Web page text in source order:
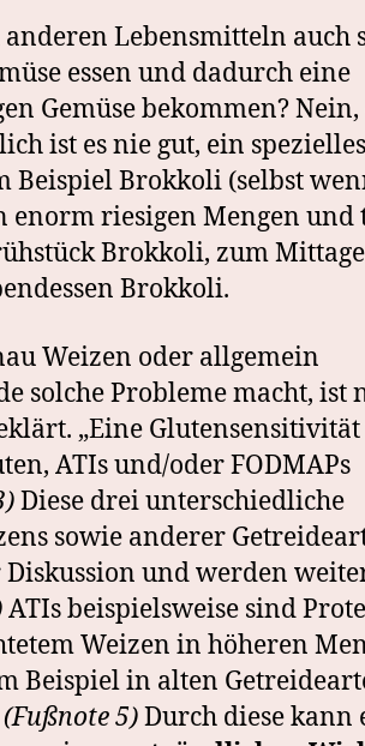
Lebensmitteln auch
essen und dadurch eine
Gemüse bekommen? Nein,
ist es nie gut, ein spezielles
Beispiel Brokkoli (selbst
enorm riesigen Mengen und
Brokkoli, zum
Brokkoli.
Weizen oder allgemein
solche Probleme macht, ist
„Eine
ATIs und/oder FODMAPs
Diese drei unterschiedliche
sowie anderer
und werden
ATIs beispielsweise sind
Weizen in höheren
Beispiel in alten
(Fußnote 5)Durch diese kann